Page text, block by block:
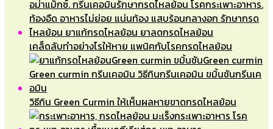
เคล็ดลับทำอย่างไรให้หาย แพนิคกับโรคกรดไหลย้อน
วิธีกิน Green Curmin ให้เห็นผลหายขาดกรดไหลย้อน